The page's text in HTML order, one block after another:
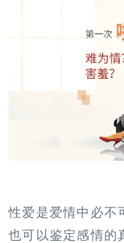
性爱是爱情中必不
也可以鉴定感情的